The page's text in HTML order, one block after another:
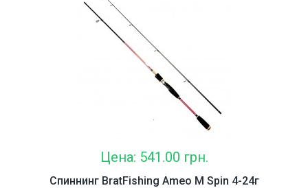
Цена: 541.00 грн.
Спиннинг BratFishing Ameo M Spin 4-24г